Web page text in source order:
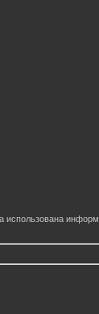
использована